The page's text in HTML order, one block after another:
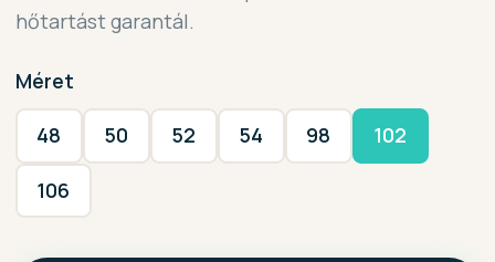
hőtartást garantál.
Méret
48 50 52 54 98 102
106